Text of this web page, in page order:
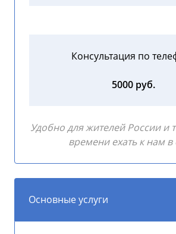
Консультация по
5000 руб.
Удобно для жителей России и
времени ехать к нам в
Основные услуги